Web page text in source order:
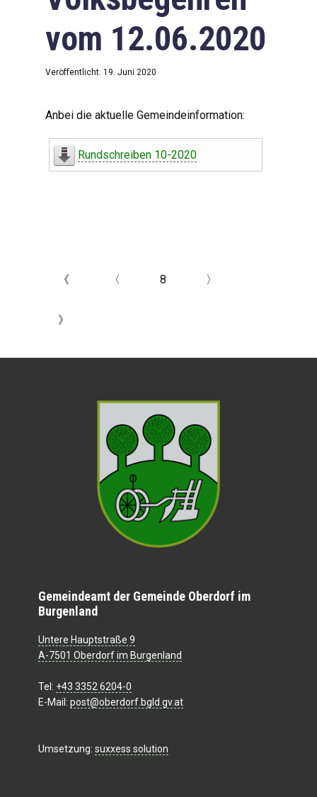
vom 12.06.2020
Veröffentlicht: 19. Juni 2020
Anbei die aktuelle Gemeindeinformation:
Rundschreiben 10-2020
《 〈 8 〉
》
Gemeindeamt der Gemeinde Oberdorf im
Burgenland
Untere Hauptstraße 9
A-7501 Oberdorf im Burgenland
Tel: +43 3352 6204-0
E-Mail: post@oberdorf.bgld.gv.at
Umsetzung: suxxess solution